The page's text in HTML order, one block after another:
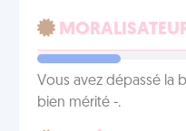
Vous avez dépassé la
bien mérité -.